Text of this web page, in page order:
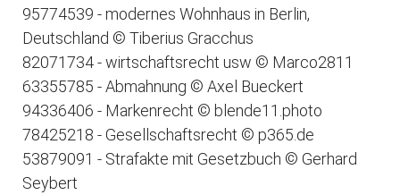
95774539 - modernes Wohnhaus in Berlin,
Deutschland © Tiberius Gracchus
82071734 - wirtschaftsrecht usw © Marco2811
63355785 - Abmahnung © Axel Bueckert
94336406 - Markenrecht © blende11.photo
78425218 - Gesellschaftsrecht © p365.de
53879091 - Strafakte mit Gesetzbuch © Gerhard
Seybert